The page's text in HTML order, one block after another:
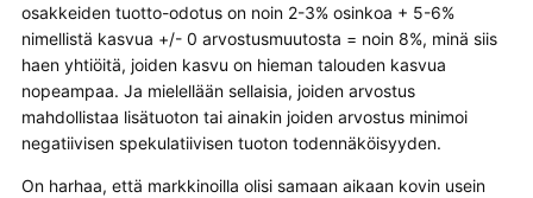
osakkeiden tuotto-odotus on noin 2-3% osinkoa + 5-6%
nimellistä kasvua +/- 0 arvostusmuutosta = noin 8%, minä siis
haen yhtiöitä, joiden kasvu on hieman talouden kasvua
nopeampaa. Ja mielellään sellaisia, joiden arvostus
mahdollistaa lisätuoton tai ainakin joiden arvostus minimoi
negatiivisen spekulatiivisen tuoton todennäköisyyden.
On harhaa, että markkinoilla olisi samaan aikaan kovin usein